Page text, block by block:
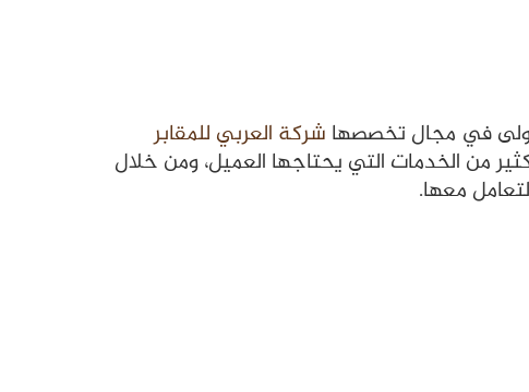
شركة العربي للمقابر
من الخدمات التي يحتاجها العميل، ومن خلال
معها.